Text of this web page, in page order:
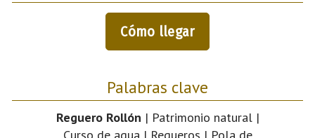
Cómo llegar
Palabras clave
Reguero Rollón | Patrimonio natural |
Curso de agua | Regueros | Pola de